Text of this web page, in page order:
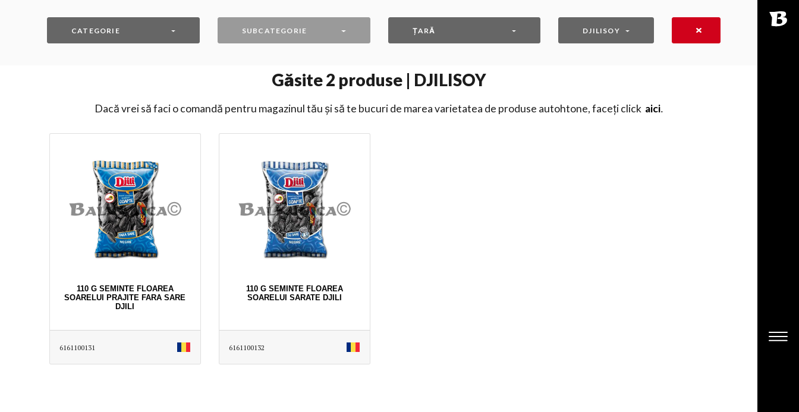
CATEGORIE SUBCATEGORIE ȚARĂ DJILISOY
Găsite2 produse | DJILISOY
Dacă vrei să faci o comandă pentru magazinul tău și să te bucuri de marea varietatea de produse autohtone, faceți click aici․
110 G SEMINTE FLOAREA
SOARELUI PRAJITE FARA SARE
DJILI
6161100131
110 G SEMINTE FLOAREA
SOARELUI SARATE DJILI
6161100132